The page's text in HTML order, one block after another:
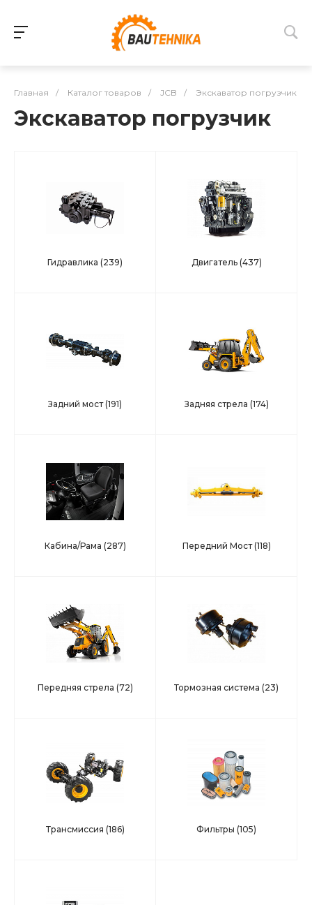
Главная / Каталог товаров / JCB / Экскаватор погрузчик
Экскаватор погрузчик
Гидравлика (239) Двигатель (437)
Задний мост(191) Задняя стрела (174)
Кабина/Рама (287) Передний Мост(118)
Передняя стрела (72) Тормозная система (23)
Трансмиссия (186) Фильтры (105)